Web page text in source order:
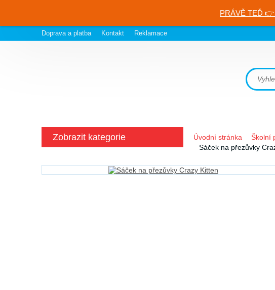
PRÁVĚ TEĎ
Doprava a platba Kontakt Reklamace
Zobrazit kategorie Úvodní stránka Školní
Sáček na přezůvky